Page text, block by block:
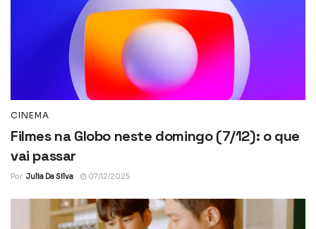
CINEMA
Filmes na Globo neste domingo (7/12): o que
vai passar
Por Julia Da Silva 07/12/2025